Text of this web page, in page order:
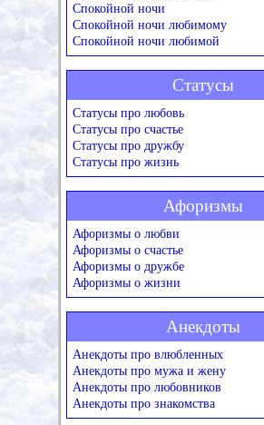
Спокойной ночи
Спокойной ночи любимому
Спокойной ночи любимой
Статусы
Статусы про любовь
Статусы про счастье
Статусы про дружбу
Статусы про жизнь
Афоризмы
Афоризмы о любви
Афоризмы о счастье
Афоризмы о дружбе
Афоризмы о жизни
Анекдоты
Анекдоты про влюбленных
Анекдоты про мужа и жену
Анекдоты про любовников
Анекдоты про знакомства